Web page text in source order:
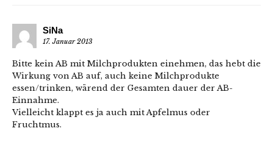
SiNa
17. Januar 2013
Bitte kein AB mit Milchprodukten einehmen, das hebt die
Wirkung von AB auf, auch keine Milchprodukte
essen/trinken, wärend der Gesamten dauer der AB-
Einnahme.
Vielleicht klappt es ja auch mit Apfelmus oder
Fruchtmus.